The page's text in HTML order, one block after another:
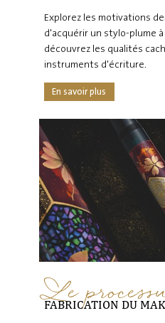
Explorez les motivations
d'acquérir un stylo-plume
découvrez les qualités
instruments d'écriture.
En savoir plus
Le
FABRICATION DU